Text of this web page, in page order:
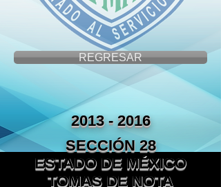
REGRESAR
2013 - 2016
SECCIÓN 28
ESTADO DE MÉXICO
TOMAS DE NOTA